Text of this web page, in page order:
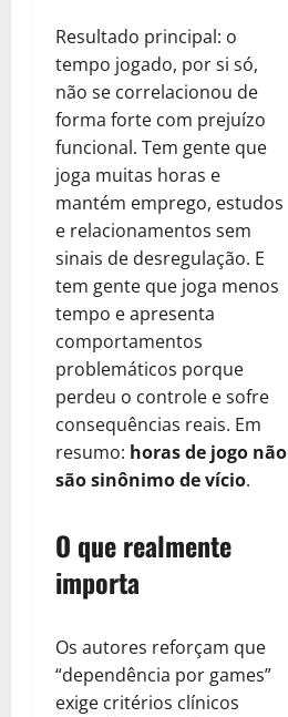
Resultado principal: o
tempo jogado, por si só,
não se correlacionou de
forma forte com prejuízo
funcional. Tem gente que
joga muitas horas e
mantém emprego, estudos
e relacionamentos sem
sinais de desregulação. E
tem gente que joga menos
tempo e apresenta
comportamentos
problemáticos porque
perdeu o controle e sofre
consequências reais. Em
resumo: horas de jogo não
são sinônimo de vício.
O que realmente
importa
Os autores reforçam que
“dependência por games”
exige critérios clínicos